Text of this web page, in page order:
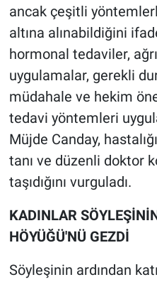
ancak çeşitli
altına alınabildiğini
hormonal tedaviler,
uygulamalar, gerekli
müdahale ve hekim
tedavi yöntemleri
Müjde Canday,
tanı ve düzenli doktor
taşıdığını vurguladı.
KADINLAR
HÖYÜĞÜ'NÜ GEZDİ
Söyleşinin ardından